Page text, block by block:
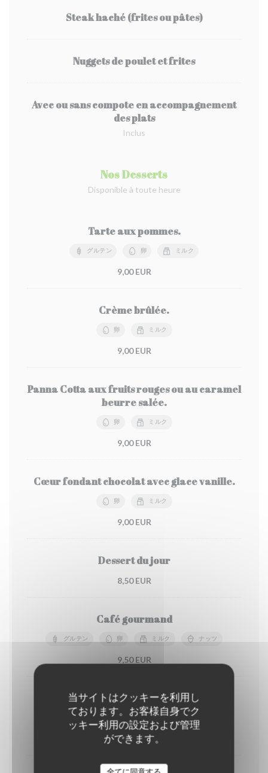
当サイトはクッキーを利用し
ております。お客様自身でク
ッキー利用の設定および管理
ができます。
Steak haché (frites ou pâtes)
Nuggets de poulet et frites
Avec ou sans compote en accompagnement
des plats
Inclus
Nos Desserts
Disponible à toute heure
Tarte aux pommes.
グルテン 卵 ミルク
9,00 EUR
Crème brûlée.
卵 ミルク
9,00 EUR
Panna Cotta aux fruits rouges ou au caramel
beurre salée.
卵 ミルク
9,00 EUR
Cœur fondant chocolat avec glace vanille.
卵 ミルク
9,00 EUR
Dessert du jour
8,50 EUR
Café gourmand
グルテン 卵 ミルク ナッツ
9,50 EUR
Tarte aux pommes flambée au Calvados.
グルテン 卵 ミルク
10,00 EUR